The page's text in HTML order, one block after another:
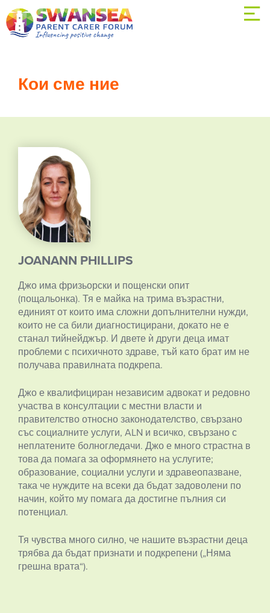
Кои сме ние
JOANANN PHILLIPS
Джо има фризьорски и пощенски опит
(пощальонка). Тя е майка на трима възрастни,
единият от които има сложни допълнителни нужди,
които не са били диагностицирани, докато не е
станал тийнейджър. И двете ѝ други деца имат
проблеми с психичното здраве, тъй като брат им не
получава правилната подкрепа.
Джо е квалифициран независим адвокат и редовно
участва в консултации с местни власти и
правителство относно законодателство, свързано
със социалните услуги, ALN и всичко, свързано с
неплатените болногледачи. Джо е много страстна в
това да помага за оформянето на услугите;
образование, социални услуги и здравеопазване,
така че нуждите на всеки да бъдат задоволени по
начин, който му помага да достигне пълния си
потенциал.
Тя чувства много силно, че нашите възрастни деца
трябва да бъдат признати и подкрепени („Няма
грешна врата“).